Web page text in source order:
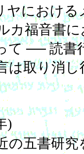
における
カ福音書
て ── 読書
は取り消
)
の五書研